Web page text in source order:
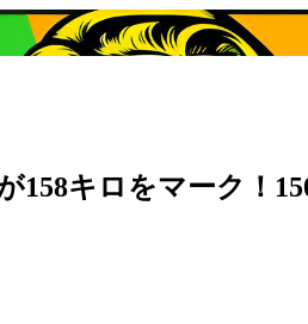
158キロをマーク！